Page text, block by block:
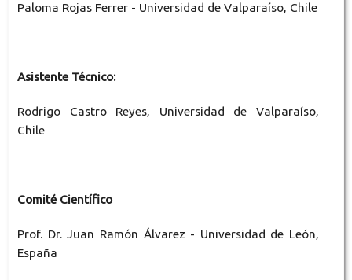
Paloma Rojas Ferrer - Universidad de Valparaíso, Chile
Asistente Técnico:
Rodrigo Castro Reyes, Universidad de Valparaíso,
Chile
Comité Científico
Prof. Dr. Juan Ramón Álvarez - Universidad de León,
España